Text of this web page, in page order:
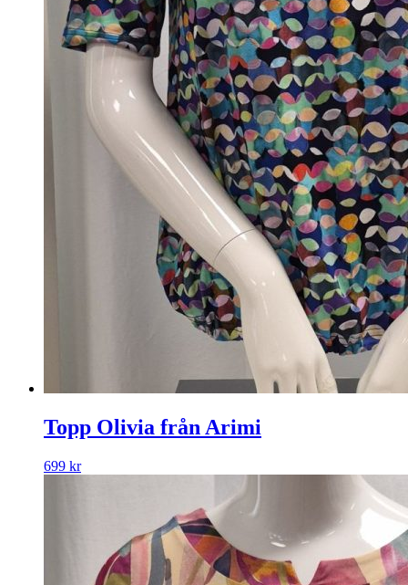
Topp Olivia från Arimi
699 kr